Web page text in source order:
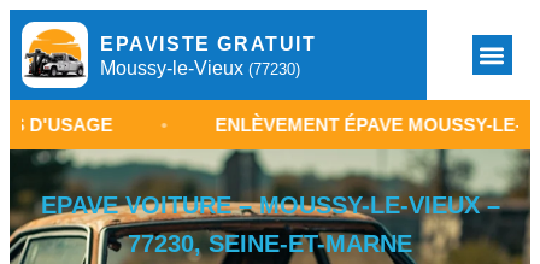
EPAVISTE GRATUIT
Moussy-le-Vieux (77230)
• ENLÈVEMENT ÉPAVE MOUSSY-LE-VIEUX
EPAVE VOITURE – MOUSSY-LE-VIEUX –
77230, SEINE-ET-MARNE